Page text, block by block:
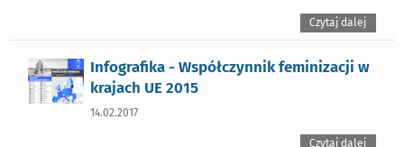
Czytaj dalej
Infografika - Współczynnik feminizacji w
krajach UE 2015
14.02.2017
Czytaj dalej